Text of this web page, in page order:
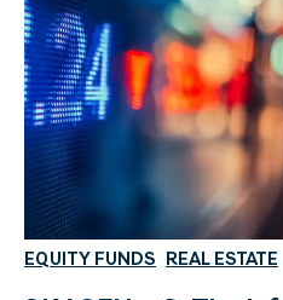
EQUITY FUNDS REAL ESTATE